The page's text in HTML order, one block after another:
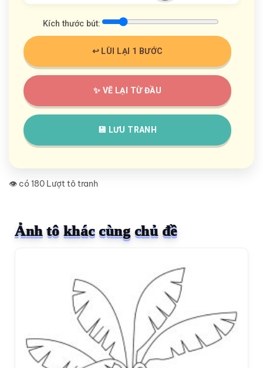
Kích thước bút:
↩️ LÙI LẠI 1 BƯỚC
✨ VẼ LẠI TỪ ĐẦU
💾 LƯU TRANH
👁️ có 180 Lượt tô tranh
Ảnh tô khác cùng chủ đề